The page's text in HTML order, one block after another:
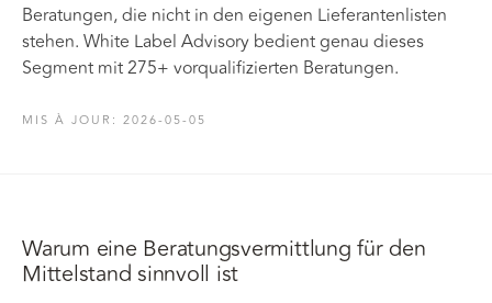
Beratungen, die nicht in den eigenen Lieferantenlisten
stehen. White Label Advisory bedient genau dieses
Segment mit 275+ vorqualifizierten Beratungen.
MIS À JOUR : 2026-05-05
Warum eine Beratungsvermittlung für den
Mittelstand sinnvoll ist